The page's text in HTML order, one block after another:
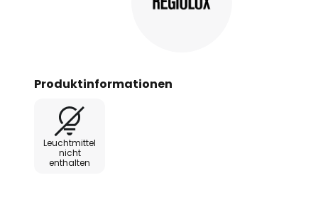
Produktinformationen
Leuchtmittel
nicht
enthalten